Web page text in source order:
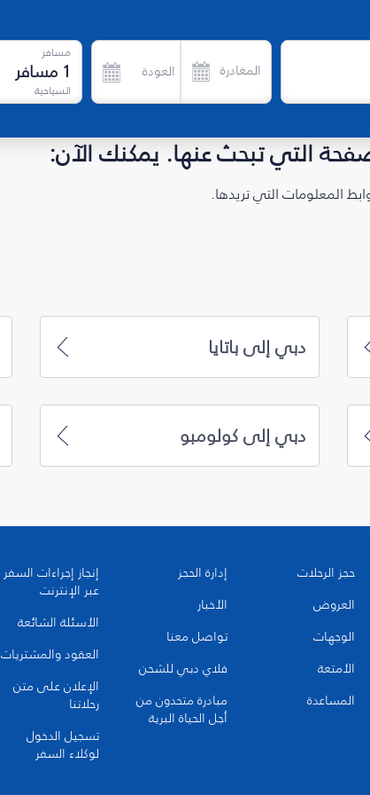
المغادرة العودة
مسافر
1 مسافر
السياحية
التي تبحث عنها. يمكنك الآن:
المعلومات التي تريدها.
دبي إلى باتايا
دبي إلى كولومبو
حجز الرحلات
العروض
الوجهات
الأمتعة
المساعدة
إدارة الحجز
الأخبار
تواصل معنا
فلاي دبي للشحن
مبادرة متحدون من
أجل الحياة البرية
إنجاز إجراءات السفر
عبر الإنترنت
الأسئلة الشائعة
العقود والمشتريات
الإعلان على متن
رحلاتنا
تسجيل الدخول
لوكلاء السفر